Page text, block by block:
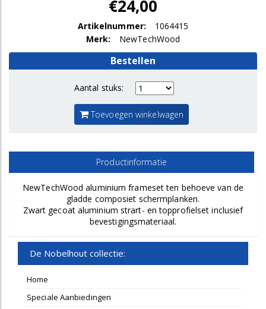
€24,00
Artikelnummer:
1064415
Merk:
NewTechWood
Bestellen
Aantal stuks:
Toevoegen winkelwagen
Productinformatie
NewTechWood aluminium frameset ten behoeve van de
gladde composiet schermplanken.
Zwart gecoat aluminium strart- en topprofielset inclusief
bevestigingsmateriaal.
De Nobelhout collectie:
Home
Speciale Aanbiedingen